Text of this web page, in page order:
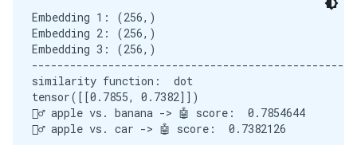
Embedding 1: (256,)
Embedding 2: (256,)
Embedding 3: (256,)
similarity function:  dot
tensor([[0.7855, 0.7382]])
🙋‍♂️ apple vs. banana -> 🤖 score:  0.7854644